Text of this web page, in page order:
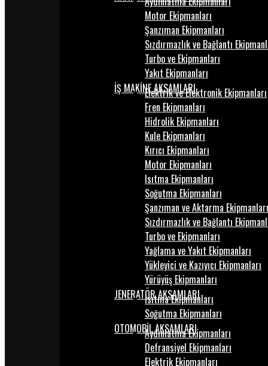
Motor Ekipmanları
Şanzıman Ekipmanları
Sızdırmazlık ve Bağlantı
Turbo ve Ekipmanları
Yakıt Ekipmanları
İŞ MAKİNE AKSAMLARI
Elektrik ve Elektronik Ekipmanları
Fren Ekipmanları
Hidrolik Ekipmanları
Kule Ekipmanları
Kırıcı Ekipmanları
Motor Ekipmanları
Isıtma Ekipmanları
Soğutma Ekipmanları
Şanzıman ve Aktarma Ekipmanları
Sızdırmazlık ve Bağlantı
Turbo ve Ekipmanları
Yağlama ve Yakıt Ekipmanları
Yükleyici ve Kazıyıcı Ekipmanları
Yürüyüş Ekipmanları
JENERATÖR AKSAMLARI
Isıtma Ekipmanları
Soğutma Ekipmanları
OTOMOBİL AKSAMLARI
Aydınlatma Ekipmanları
Defransiyel Ekipmanları
Elektrik Ekipmanları